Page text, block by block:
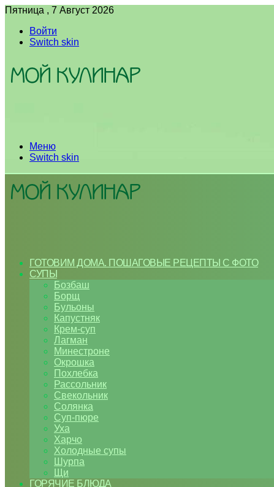
Пятница , 7 Август 2026
Войти
Switch skin
Меню
Switch skin
ГОТОВИМ ДОМА. ПОШАГОВЫЕ РЕЦЕПТЫ С ФОТО
СУПЫ
Бозбаш
Борщ
Бульоны
Капустняк
Крем-суп
Лагман
Минестроне
Окрошка
Похлебка
Рассольник
Свекольник
Солянка
Суп-пюре
Уха
Харчо
Холодные супы
Шурпа
Щи
ГОРЯЧИЕ БЛЮДА